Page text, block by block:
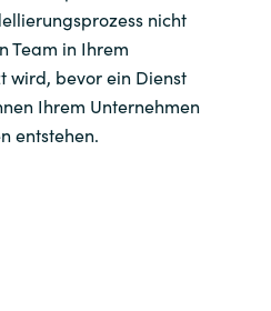
nicht
Team in Ihrem
wird, bevor ein Dienst
Ihrem Unternehmen
entstehen.